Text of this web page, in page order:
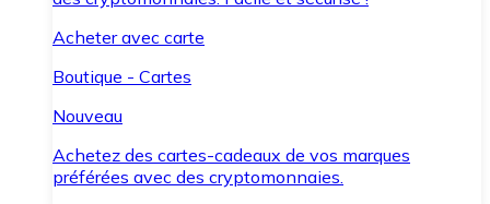
Acheter avec carte
Boutique - Cartes
Nouveau
Achetez des cartes-cadeaux de vos marques
préférées avec des cryptomonnaies.